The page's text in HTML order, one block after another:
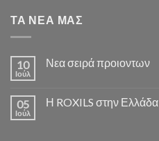
ΤΑ ΝΕΑ ΜΑΣ
10
Ιούλ
Νεα σειρά προιοντων
05
Ιούλ
Η ROXILS στην Ελλάδα